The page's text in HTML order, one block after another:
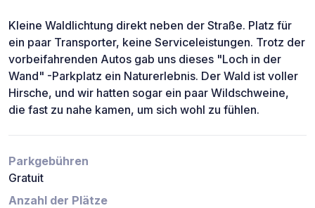
Kleine Waldlichtung direkt neben der Straße. Platz für
ein paar Transporter, keine Serviceleistungen. Trotz der
vorbeifahrenden Autos gab uns dieses "Loch in der
Wand" -Parkplatz ein Naturerlebnis. Der Wald ist voller
Hirsche, und wir hatten sogar ein paar Wildschweine,
die fast zu nahe kamen, um sich wohl zu fühlen.
Parkgebühren
Gratuit
Anzahl der Plätze